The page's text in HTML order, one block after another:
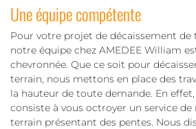
Une équipe compétente
Pour votre projet de décaissement de
notre équipe chez AMEDEE William
chevronnée. Que ce soit pour
terrain, nous mettons en place des
la hauteur de toute demande. En
consiste à vous octroyer un service de
terrain présentant des pentes. Nous